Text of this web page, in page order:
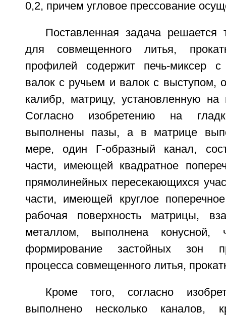
0,2, причем угловое прессование
Поставленная задача решается
для совмещенного литья,
профилей содержит печь-миксер
валок с ручьем и валок с выступом,
калибр, матрицу, установленную
Согласно изобретению на
выполнены пазы, а в матрице
мере, один Г-образный канал,
части, имеющей квадратное
прямолинейных пересекающихся
части, имеющей круглое
рабочая поверхность матрицы,
металлом, выполнена конусной,
формирование застойных зон
процесса совмещенного литья,
Кроме того, согласно
выполнено несколько каналов,